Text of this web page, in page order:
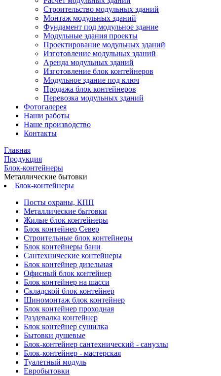
Строительство модульных зданий
Монтаж модульных зданий
Фундамент под модульное здание
Модульные здания проекты
Проектирование модульных зданий
Изготовление модульных зданий
Аренда модульных зданий
Изготовление блок контейнеров
Модульное здание под ключ
Продажа блок контейнеров
Перевозка модульных зданий
Фотогалерея
Наши работы
Наше производство
Контакты
Главная
Продукция
Блок-контейнеры
Металлические бытовки
Блок-контейнеры
Посты охраны, КПП
Металлические бытовки
Жилые блок контейнеры
Блок контейнер Север
Строительные блок контейнеры
Блок контейнеры бани
Сантехнические контейнеры
Блок контейнер дизельная
Офисный блок контейнер
Блок контейнер на шасси
Складской блок контейнер
Шиномонтаж блок контейнер
Блок контейнер проходная
Раздевалка контейнер
Блок контейнер сушилка
Бытовки душевые
Блок-контейнер сантехнический - санузлы
Блок-контейнер - мастерская
Туалетный модуль
Евробытовки